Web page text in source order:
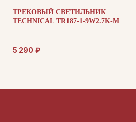
ТРЕКОВЫЙ СВЕТИЛЬНИК
TECHNICAL TR187-1-9W2.7K-M
5 290 ₽
Политика конфиденциальности
+7 (905) 208-46-36